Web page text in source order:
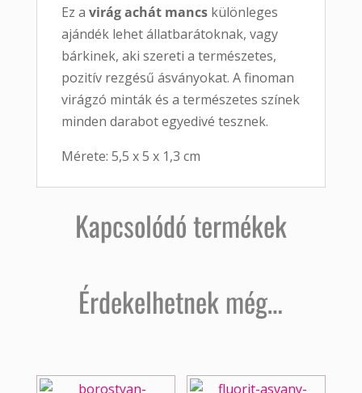
Ez a virág achát mancskülönleges
ajándék lehet állatbarátoknak, vagy
bárkinek, aki szereti a természetes,
pozitív rezgésű ásványokat. A finoman
virágzó minták és a természetes színek
minden darabot egyedivé tesznek.
Mérete: 5,5 x 5 x 1,3 cm
Kapcsolódó termékek
Érdekelhetnek még…